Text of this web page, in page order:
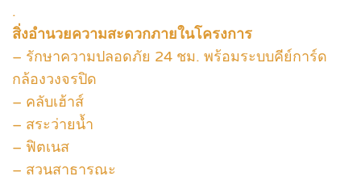
.
สิ่งอำนวยความสะดวกภายในโครงการ
– รักษาความปลอดภัย 24 ชม. พร้อมระบบคีย์การ์ด
กล้องวงจรปิด
– คลับเฮ้าส์
– สระว่ายน้ำ
– ฟิตเนส
– สวนสาธารณะ